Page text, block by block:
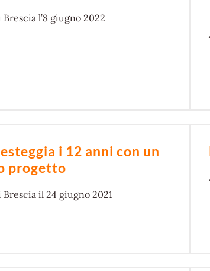
l’8 giugno 2022
i 12 anni con un
progetto
il 24 giugno 2021